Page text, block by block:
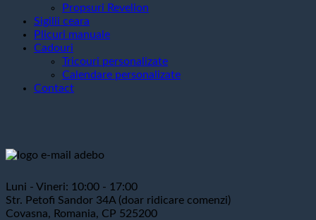
Propsuri Revelion
Sigilii ceara
Plicuri manuale
Cadouri
Tricouri personalizate
Calendare personalizate
Contact
Luni - Vineri: 10:00 - 17:00
Str. Petofi Sandor 34A (doar ridicare comenzi)
Covasna, Romania, CP 525200